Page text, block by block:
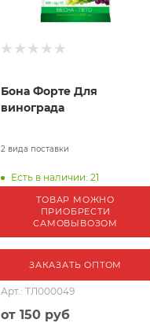
Бона Форте Для
винограда
2 вида поставки
Есть в наличии: 21
ТОВАР МОЖНО
ПРИОБРЕСТИ
САМОВЫВОЗОМ
ЗАКАЗАТЬ ОПТОМ
Арт.: ТЛ000049
от 150 руб